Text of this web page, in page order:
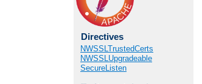
Directives
NWSSLTrustedCerts
NWSSLUpgradeable
SecureListen